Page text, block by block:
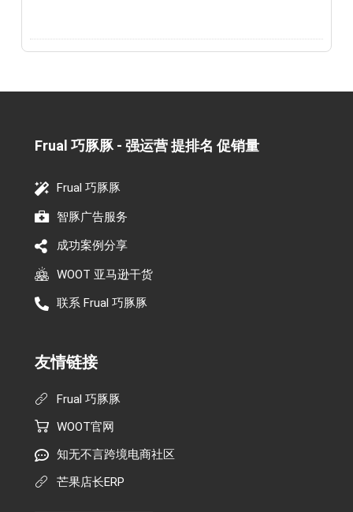
Frual 巧豚豚 - 强运营 提排名 促销量​
Frual 巧豚豚
智豚广告服务
成功案例分享
WOOT 亚马逊干货
联系 Frual 巧豚豚
友情链接
Frual 巧豚豚
WOOT官网
知无不言跨境电商社区
芒果店长ERP